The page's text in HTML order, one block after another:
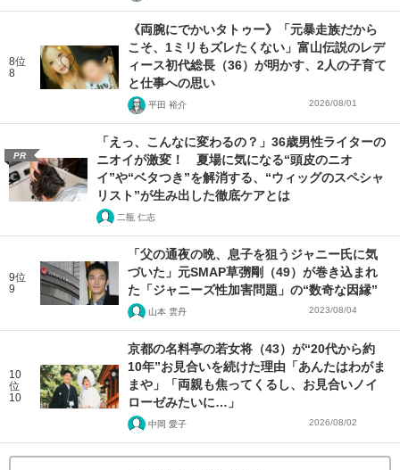
8位
8
《両腕にでかいタトゥー》「元暴走族だから
こそ、1ミリもズレたくない」富山伝説のレデ
ィース初代総長（36）が明かす、2人の子育て
と仕事への思い
平田 裕介 2026/08/01
PR
「えっ、こんなに変わるの？」36歳男性ライターの
ニオイが激変！ 夏場に気になる“頭皮のニオ
イ”や“ベタつき”を解消する、“ウィッグのスペシャ
リスト”が生み出した徹底ケアとは
二瓶 仁志
9位
9
「父の通夜の晩、息子を狙うジャニー氏に気
づいた」元SMAP草彅剛（49）が巻き込まれ
た「ジャニーズ性加害問題」の“数奇な因縁”
山本 雲丹 2023/08/04
10
位
10
京都の名料亭の若女将（43）が“20代から約
10年”お見合いを続けた理由「あんたはわがま
まや」「両親も焦ってくるし、お見合いノイ
ローゼみたいに…」
中岡 愛子 2026/08/02